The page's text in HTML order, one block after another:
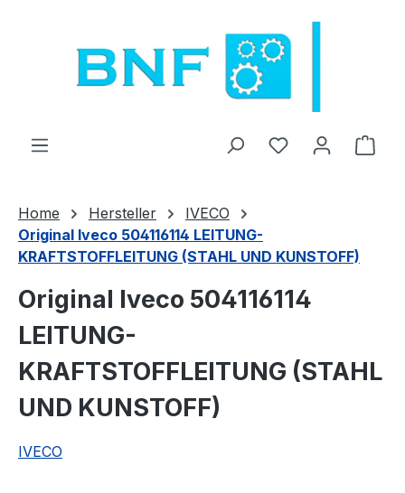
Hai 0 articoliIl
Home Hersteller
IVECO
Original Iveco 504116114 LEITUNG-
KRAFTSTOFFLEITUNG (STAHL UND KUNSTOFF)
Original Iveco 504116114
LEITUNG-
KRAFTSTOFFLEITUNG (STAHL
UND KUNSTOFF)
IVECO